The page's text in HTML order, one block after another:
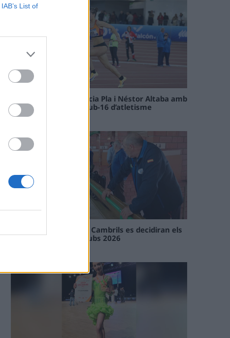
IAB’s List of
Paula Sintorres, Patrícia Pla i Néstor Altaba amb
la selecció catalana sub-16 d’atletisme
08 maig 2026
En les tirades de Flix i Cambrils es decidiran els
campions de l’Interclubs 2026